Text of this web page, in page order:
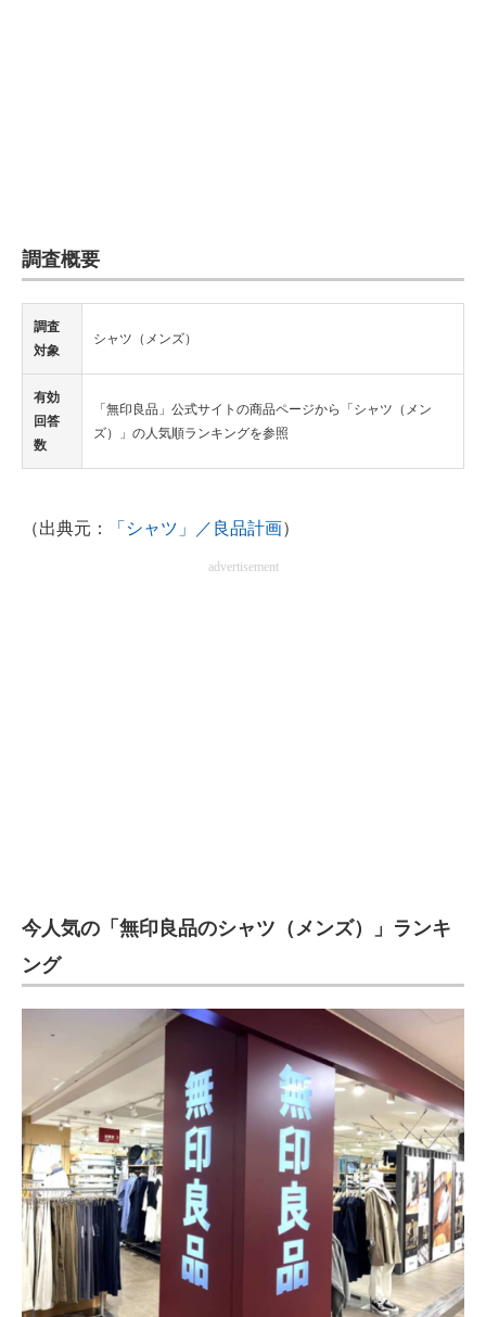
調査概要
調査
対象
シャツ（メンズ）
有効
回答
数
「無印良品」公式サイトの商品ページから「シャツ（メン
ズ）」の人気順ランキングを参照
（出典元： 「シャツ」／良品計画）
advertisement
今人気の「無印良品のシャツ（メンズ）」ランキ
ング